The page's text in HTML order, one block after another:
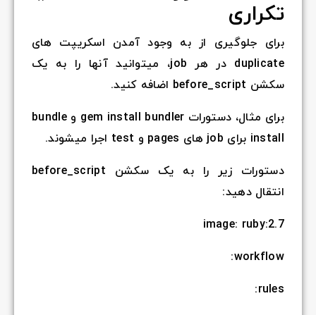
تکراری
برای جلوگیری از به وجود آمدن اسکریپت های
duplicate در هر job، میتوانید آنها را به یک
سکشن before_script اضافه کنید.
برای مثال، دستورات gem install bundler و bundle
install برای job های pages و test اجرا میشوند.
دستورات زیر را به یک سکشن before_script
انتقال دهید:
image: ruby:2.7
workflow:
rules: